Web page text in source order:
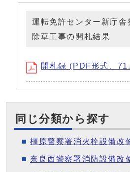
運転免許センター新庁舎
除草工事の開札結果
開札録 (PDF形式、
同じ分類から探す
橿原警察署消火栓設備改
奈良西警察署消防設備改